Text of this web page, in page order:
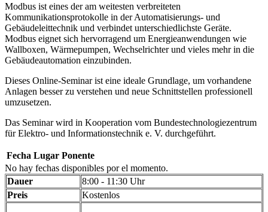
Modbus ist eines der am weitesten verbreiteten
Kommunikationsprotokolle in der Automatisierungs- und
Gebäudeleittechnik und verbindet unterschiedlichste Geräte.
Modbus eignet sich hervorragend um Energieanwendungen wie
Wallboxen, Wärmepumpen, Wechselrichter und vieles mehr in die
Gebäudeautomation einzubinden.
Dieses Online-Seminar ist eine ideale Grundlage, um vorhandene
Anlagen besser zu verstehen und neue Schnittstellen professionell
umzusetzen.
Das Seminar wird in Kooperation vom Bundestechnologiezentrum
für Elektro- und Informationstechnik e. V. durchgeführt.
Fecha Lugar Ponente
No hay fechas disponibles por el momento.
Dauer
8:00 - 11:30 Uhr
Preis
Kostenlos